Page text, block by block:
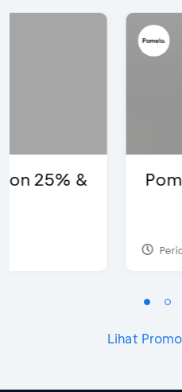
Pomelo -
Periode 22 Feb 2025
Lihat